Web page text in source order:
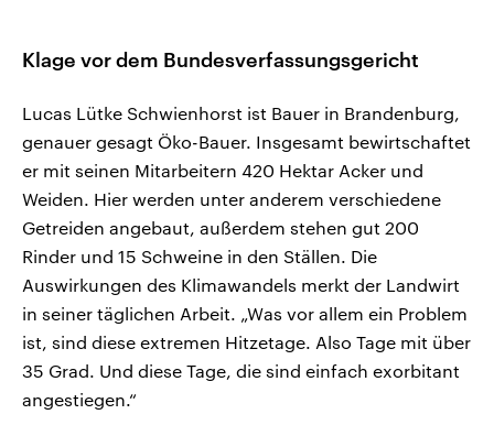
Klage vor dem Bundesverfassungsgericht
Lucas Lütke Schwienhorst ist Bauer in Brandenburg,
genauer gesagt Öko-Bauer. Insgesamt bewirtschaftet
er mit seinen Mitarbeitern 420 Hektar Acker und
Weiden. Hier werden unter anderem verschiedene
Getreiden angebaut, außerdem stehen gut 200
Rinder und 15 Schweine in den Ställen. Die
Auswirkungen des Klimawandels merkt der Landwirt
in seiner täglichen Arbeit. „Was vor allem ein Problem
ist, sind diese extremen Hitzetage. Also Tage mit über
35 Grad. Und diese Tage, die sind einfach exorbitant
angestiegen.“